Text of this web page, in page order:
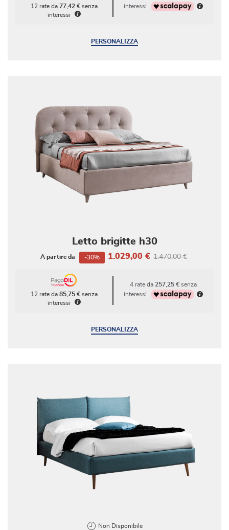
12 rate da 77,42 €senza
interessi
interessi
PERSONALIZZA
Letto brigitte h30
A partire da 1.029,00 € 1.470,00 €
-30%
12 rate da 85,75 €senza
interessi
4 rate da 257,25 €senza
interessi
PERSONALIZZA
Non Disponibile